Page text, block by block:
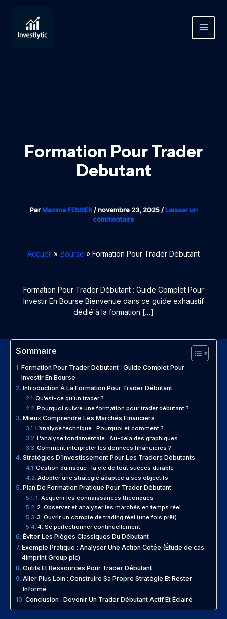
contenu
MAIN
Formation Pour Trader
Debutant
ParMaxime FESSIER/novembre 23, 2025/Laisser un
commentaire
Accueil Bourse Formation Pour Trader Debutant
Formation Pour Trader Débutant : Guide Complet Pour
Investir En Bourse Bienvenue dans ce guide exhaustif
dédié à la formation […]
Sommaire
Formation Pour Trader Débutant : Guide Complet Pour
Investir En Bourse
Introduction À La Formation Pour Trader Débutant
Qu’est-ce qu’un trader ?
Pourquoi suivre une formation pour trader débutant ?
Mieux Comprendre Les Marchés Financiers
L’analyse technique : Pourquoi et comment ?
L’analyse fondamentale : Au-delà des graphiques
Comment interpréter les données financières ?
Stratégies D’Investissement Pour Les Traders Débutants
Gestion du risque : la clé de tout succès durable
Adopter une stratégie adaptée à ses objectifs
Plan De Formation Pratique Pour Trader Débutant
1. Acquérir les connaissances théoriques
2. Observer et analyser les marchés en temps réel
3. Ouvrir un compte de trading réel (une fois prêt)
4. Se perfectionner continuellement
Éviter Les Pièges Classiques Du Débutant
Exemple Pratique : Analyser Une Action Cotée (Étude de cas
4imprint Group plc)
Outils Et Ressources Pour Trader Débutant
Aller Plus Loin : Construire Sa Propre Stratégie Et Rester
Informé
Conclusion : Devenir Un Trader Débutant Actif Et Éclairé